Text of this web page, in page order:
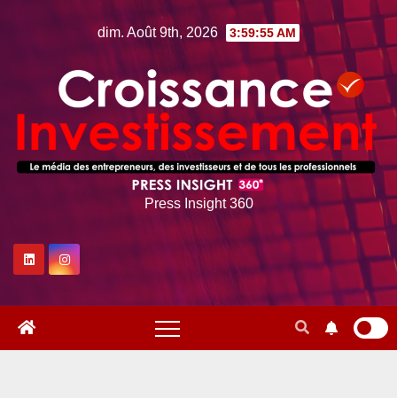
dim. Août 9th, 2026 3:59:56 AM
Press Insight 360